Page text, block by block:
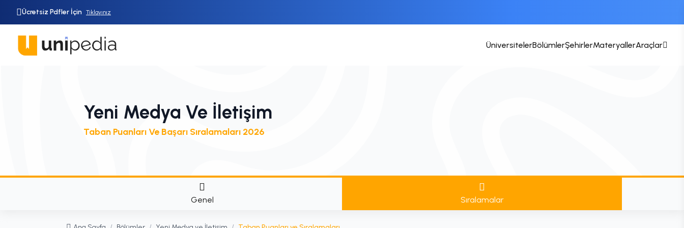
Ücretsiz Pdfler İçin Tıklayınız
ÜniversitelerBölümlerŞehirlerMateryallerAraçlar
Yeni Medya Ve İletişim
Taban Puanları Ve Başarı Sıralamaları 2026
Genel Sıralamalar